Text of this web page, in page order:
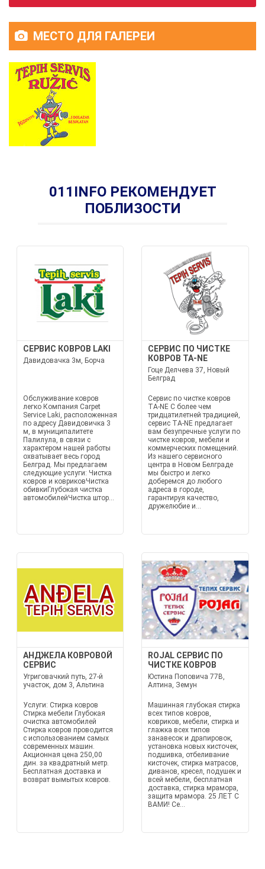
МЕСТО ДЛЯ ГАЛЕРЕИ
011INFO РЕКОМЕНДУЕТ
ПОБЛИЗОСТИ
СЕРВИС КОВРОВ LAKI
Давидовачка 3м, Борча
Обслуживание ковров
легко Компания Carpet
Service Laki, расположенная
по адресу Давидовичка 3
м, в муниципалитете
Палилула, в связи с
характером нашей работы
охватывает весь город
Белград. Мы предлагаем
следующие услуги: Чистка
ковров и ковриковЧистка
обивкиГлубокая чистка
автомобилейЧистка штор...
СЕРВИС ПО ЧИСТКЕ
КОВРОВ TA-NE
Гоце Делчева 37, Новый
Белград
Сервис по чистке ковров
TA-NE С более чем
тридцатилетней традицией,
сервис TA-NE предлагает
вам безупречные услуги по
чистке ковров, мебели и
коммерческих помещений.
Из нашего сервисного
центра в Новом Белграде
мы быстро и легко
доберемся до любого
адреса в городе,
гарантируя качество,
дружелюбие и...
АНДЖЕЛА КОВРОВОЙ
СЕРВИС
Угриговачкий путь, 27-й
участок, дом 3, Альтина
Услуги: Стирка ковров
Стирка мебели Глубокая
очистка автомобилей
Стирка ковров проводится
с использованием самых
современных машин.
Акционная цена 250,00
дин. за квадратный метр.
Бесплатная доставка и
возврат вымытых ковров.
ROJAL СЕРВИС ПО
ЧИСТКЕ КОВРОВ
Юстина Поповича 77В,
Алтина, Земун
Машинная глубокая стирка
всех типов ковров,
ковриков, мебели, стирка и
глажка всех типов
занавесок и драпировок,
установка новых кисточек,
подшивка, отбеливание
кисточек, стирка матрасов,
диванов, кресел, подушек и
всей мебели, бесплатная
доставка, стирка мрамора,
защита мрамора. 25 ЛЕТ С
ВАМИ! Се...